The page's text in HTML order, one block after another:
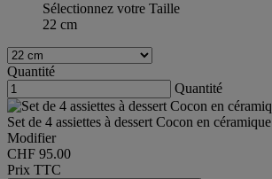
Sélectionnez votre Taille
22 cm
Quantité
Quantité
Set de 4 assiettes à dessert Cocon en céramique
Modifier
CHF 95.00
Prix TTC